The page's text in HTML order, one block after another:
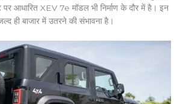
आधारित XEV 7e मॉडल भी निर्माण के दौर में है। इन
ही बाजार में उतरने की संभावना है।